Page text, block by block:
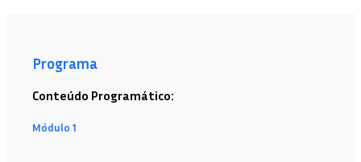
Programa
Conteúdo Programático:
Módulo 1